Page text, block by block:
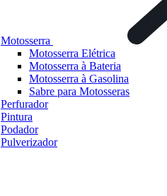
Motosserra
Motosserra Elétrica
Motosserra à Bateria
Motosserra à Gasolina
Sabre para Motosseras
Perfurador
Pintura
Podador
Pulverizador